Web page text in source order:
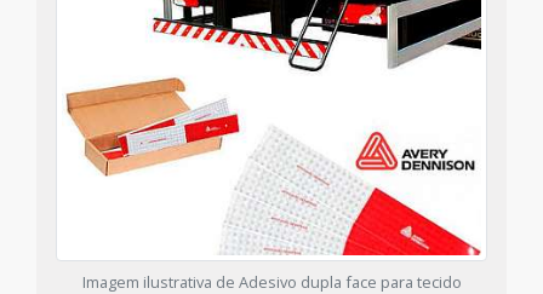
Imagem ilustrativa de Adesivo dupla face para tecido